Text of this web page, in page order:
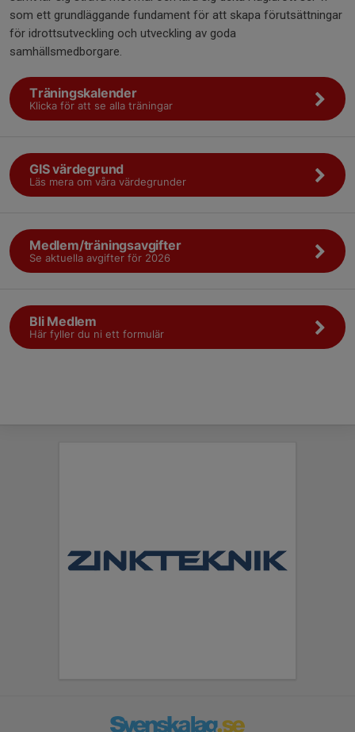
som ett grundläggande fundament för att skapa förutsättningar
för idrottsutveckling och utveckling av goda
samhällsmedborgare.
Träningskalender
Klicka för att se alla träningar
GIS värdegrund
Läs mera om våra värdegrunder
Medlem/träningsavgifter
Se aktuella avgifter för 2026
Bli Medlem
Här fyller du ni ett formulär